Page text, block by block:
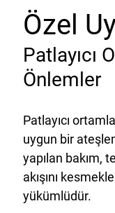
Özel
Patlayıcı
Önlemler
Patlayıcı
uygun bir
yapılan bakım,
akışını
yükümlüdür.